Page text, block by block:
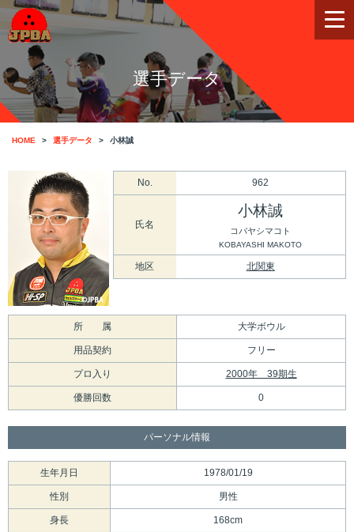
選手データ
HOME 選手データ 小林誠
No. 962
氏名
小林誠
コバヤシマコト
KOBAYASHI MAKOTO
地区 北関東
所 属 大学ボウル
用品契約 フリー
プロ入り 2000年 39期生
優勝回数 0
パーソナル情報
生年月日 1978/01/19
性別 男性
身長 168cm